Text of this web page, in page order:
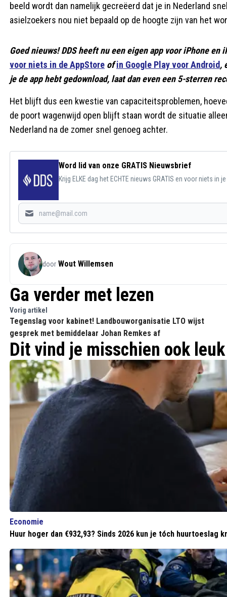
beeld wordt dan namelijk gecreëerd dat je in Nederland
asielzoekers nou niet bepaald op de hoogte zijn van het
Goed nieuws! DDS heeft nu een eigen app voor iPhone
voor niets in de AppStore ofin Google Play voor Android,
je de app hebt gedownload, laat dan even een 5-sterren
Het blijft dus een kwestie van capaciteitsproblemen,
de poort wagenwijd open blijft staan wordt de situatie
Nederland na de zomer snel genoeg achter.
Word lid van onze GRATIS Nieuwsbrief
Krijg ELKE dag het ECHTE nieuws GRATIS en voor niets in
door Wout Willemsen
Ga verder met lezen
Vorig artikel
Tegenslag voor kabinet! Landbouworganisatie LTO wijst
gesprek met bemiddelaar Johan Remkes af
Dit vind je misschien ook leuk
Economie
Huur hoger dan €932,93? Sinds 2026 kun je tóch huurtoeslag